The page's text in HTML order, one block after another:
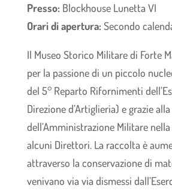
Presso: Blockhouse Lunetta VI
Orari di apertura: Secondo
Il Museo Storico Militare di Forte
per la passione di un piccolo
del 5° Reparto Rifornimenti
Direzione d’Artiglieria) e grazie
dell’Amministrazione Militare
alcuni Direttori. La raccolta è
attraverso la conservazione di
venivano via via dismessi